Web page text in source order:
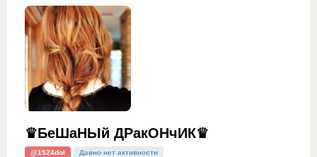
♛БеШаНЫй ДРакОНчИК♛
@1524dol Давно нет активности